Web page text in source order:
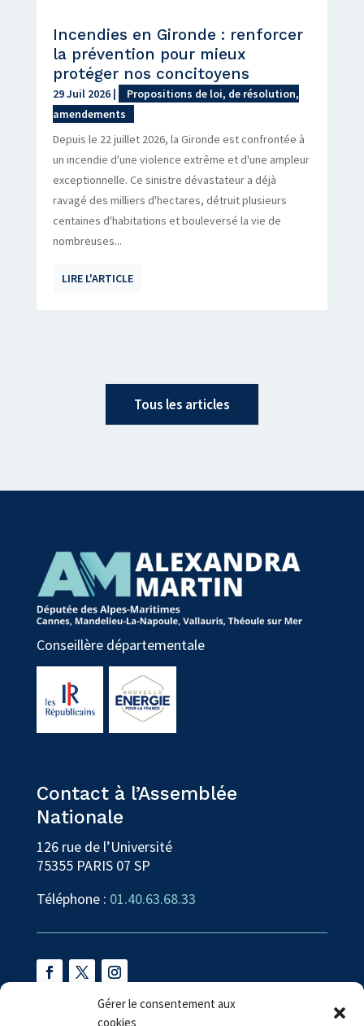
Gérer le consentement aux
cookies
Incendies en Gironde : renforcer
la prévention pour mieux
protéger nos concitoyens
29 Juil 2026|
Propositions de loi, de résolution,
amendements
Depuis le 22 juillet 2026, la Gironde est confrontée à
un incendie d'une violence extrême et d'une ampleur
exceptionnelle. Ce sinistre dévastateur a déjà
ravagé des milliers d'hectares, détruit plusieurs
centaines d'habitations et bouleversé la vie de
nombreuses...
LIRE L'ARTICLE
Tous les articles
Conseillère départementale
Contact à l’Assemblée
Nationale
126 rue de l’Université
75355 PARIS 07 SP
Téléphone : 01.40.63.68.33